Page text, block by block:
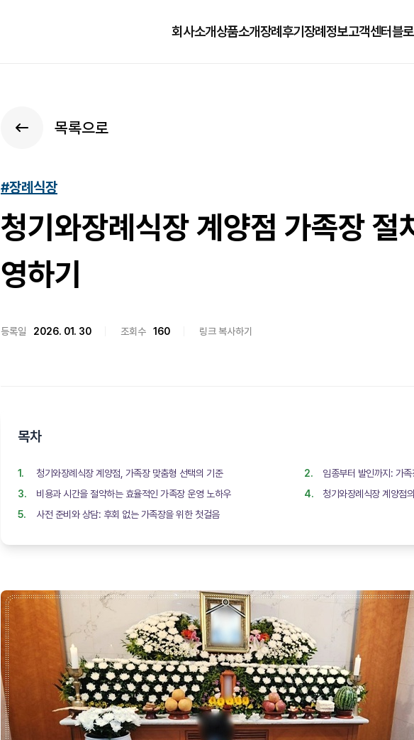
회사소개상품소개장례후기 장례정보고객센터블
목록으로
#장례식장
청기와장례식장 계양점 가족장 절
영하기
등록일 2026. 01. 30 조회수 160 링크 복사하기
목차
청기와장례식장 계양점, 가족장 맞춤형 선택의 기준
임종부터 발인까지: 가
비용과 시간을 절약하는 효율적인 가족장 운영 노하우
청기와장례식장 계양점
사전 준비와 상담: 후회 없는 가족장을 위한 첫걸음